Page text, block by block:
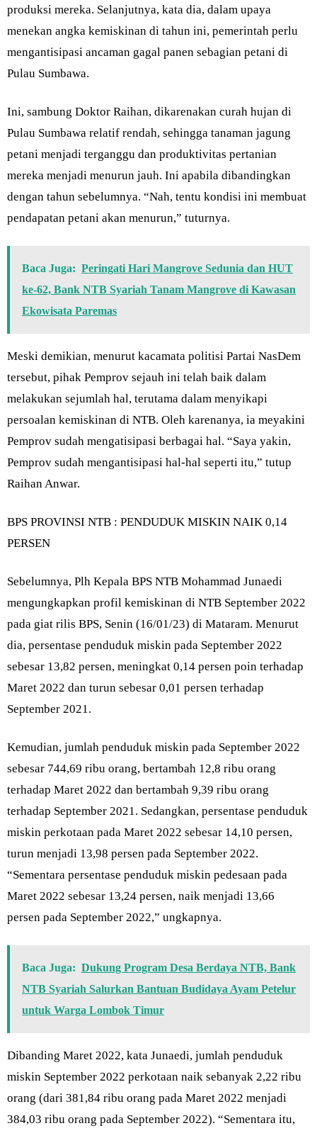
produksi mereka. Selanjutnya, kata dia, dalam upaya
menekan angka kemiskinan di tahun ini, pemerintah perlu
mengantisipasi ancaman gagal panen sebagian petani di
Pulau Sumbawa.
Ini, sambung Doktor Raihan, dikarenakan curah hujan di
Pulau Sumbawa relatif rendah, sehingga tanaman jagung
petani menjadi terganggu dan produktivitas pertanian
mereka menjadi menurun jauh. Ini apabila dibandingkan
dengan tahun sebelumnya. “Nah, tentu kondisi ini membuat
pendapatan petani akan menurun,” tuturnya.
Baca Juga: Peringati Hari Mangrove Sedunia dan HUT
ke-62, Bank NTB Syariah Tanam Mangrove di Kawasan
Ekowisata Paremas
Meski demikian, menurut kacamata politisi Partai NasDem
tersebut, pihak Pemprov sejauh ini telah baik dalam
melakukan sejumlah hal, terutama dalam menyikapi
persoalan kemiskinan di NTB. Oleh karenanya, ia meyakini
Pemprov sudah mengatisipasi berbagai hal. “Saya yakin,
Pemprov sudah mengantisipasi hal-hal seperti itu,” tutup
Raihan Anwar.
BPS PROVINSI NTB : PENDUDUK MISKIN NAIK 0,14
PERSEN
Sebelumnya, Plh Kepala BPS NTB Mohammad Junaedi
mengungkapkan profil kemiskinan di NTB September 2022
pada giat rilis BPS, Senin (16/01/23) di Mataram. Menurut
dia, persentase penduduk miskin pada September 2022
sebesar 13,82 persen, meningkat 0,14 persen poin terhadap
Maret 2022 dan turun sebesar 0,01 persen terhadap
September 2021.
Kemudian, jumlah penduduk miskin pada September 2022
sebesar 744,69 ribu orang, bertambah 12,8 ribu orang
terhadap Maret 2022 dan bertambah 9,39 ribu orang
terhadap September 2021. Sedangkan, persentase penduduk
miskin perkotaan pada Maret 2022 sebesar 14,10 persen,
turun menjadi 13,98 persen pada September 2022.
“Sementara persentase penduduk miskin pedesaan pada
Maret 2022 sebesar 13,24 persen, naik menjadi 13,66
persen pada September 2022,” ungkapnya.
Baca Juga: Dukung Program Desa Berdaya NTB, Bank
NTB Syariah Salurkan Bantuan Budidaya Ayam Petelur
untuk Warga Lombok Timur
Dibanding Maret 2022, kata Junaedi, jumlah penduduk
miskin September 2022 perkotaan naik sebanyak 2,22 ribu
orang (dari 381,84 ribu orang pada Maret 2022 menjadi
384,03 ribu orang pada September 2022). “Sementara itu,